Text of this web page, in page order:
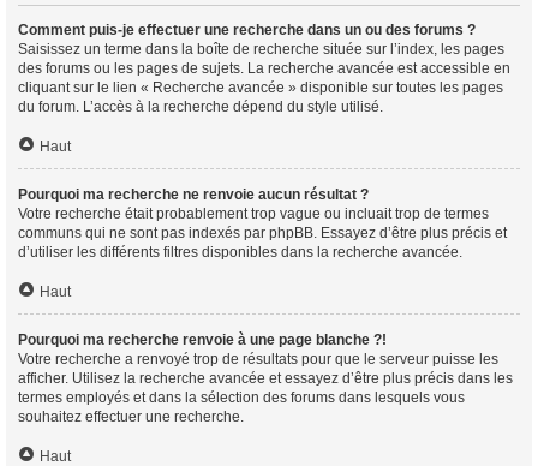
Comment puis-je effectuer une recherche dans un ou des forums ?
Saisissez un terme dans la boîte de recherche située sur l’index, les pages
des forums ou les pages de sujets. La recherche avancée est accessible en
cliquant sur le lien « Recherche avancée » disponible sur toutes les pages
du forum. L’accès à la recherche dépend du style utilisé.
Haut
Pourquoi ma recherche ne renvoie aucun résultat ?
Votre recherche était probablement trop vague ou incluait trop de termes
communs qui ne sont pas indexés par phpBB. Essayez d’être plus précis et
d’utiliser les différents filtres disponibles dans la recherche avancée.
Haut
Pourquoi ma recherche renvoie à une page blanche ?!
Votre recherche a renvoyé trop de résultats pour que le serveur puisse les
afficher. Utilisez la recherche avancée et essayez d’être plus précis dans les
termes employés et dans la sélection des forums dans lesquels vous
souhaitez effectuer une recherche.
Haut